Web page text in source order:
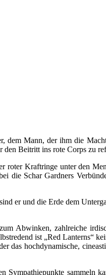
Mann, der ihm die
den Beitritt ins rote Corps zu
roter Kraftringe unter den
die Schar Gardners
er und die Erde dem
Abwinken, zahlreiche
ist „Red Lanterns“
das hochdynamische,
Sympathiepunkte sammeln